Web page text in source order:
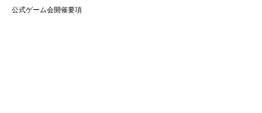
公式ゲーム会開催要項